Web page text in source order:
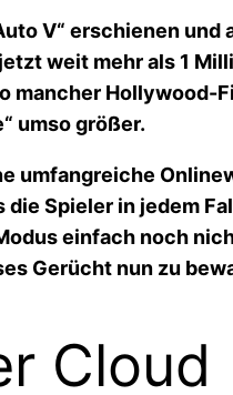
V“ erschienen
weit mehr als 1
mancher
umso größer.
umfangreiche
Spieler in jedem
einfach noch
Gerücht nun zu
Cloud